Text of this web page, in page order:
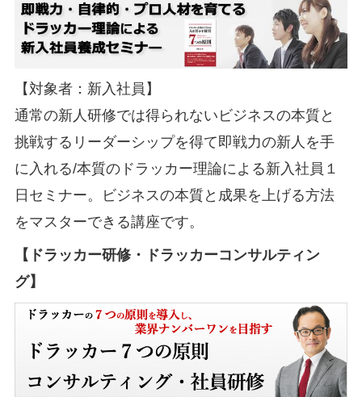
【対象者：新入社員】
通常の新人研修では得られないビジネスの本質と
挑戦するリーダーシップを得て即戦力の新人を手
に入れる/本質のドラッカー理論による新入社員１
日セミナー。ビジネスの本質と成果を上げる方法
をマスターできる講座です。
【ドラッカー研修・ドラッカーコンサルティン
グ】